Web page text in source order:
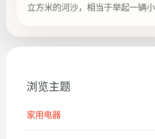
立方米的河沙，相当于举起一辆小
用参考以及 How Heavy Is It...
浏览主题
家用电器